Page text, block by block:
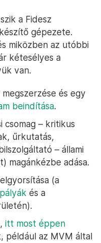
a Fidesz
gépezete.
miközben az utóbbi
kétesélyes a
van.
és egy
beindítása.
csomag – kritikus
űrkutatás,
– állami
magánkézbe adása.
(a
és a
itt most éppen
például az MVM által